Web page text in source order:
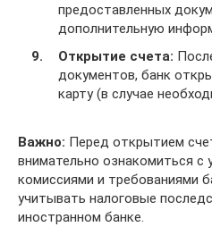
предоставленных
дополнительную
Открытие счета:
документов, банк
карту (в случае
Важно: Перед открытием
внимательно ознакомиться с
комиссиями и требованиями
учитывать налоговые
иностранном банке.